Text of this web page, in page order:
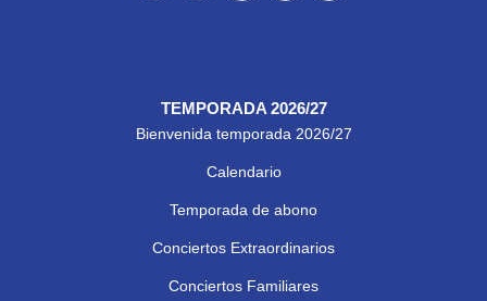
TEMPORADA 2026/27
Bienvenida temporada 2026/27
Calendario
Temporada de abono
Conciertos Extraordinarios
Conciertos Familiares